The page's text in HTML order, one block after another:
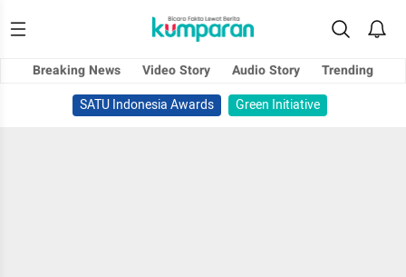
Breaking News Video Story Audio Story
Trending
SATU Indonesia Awards
Green Initiative